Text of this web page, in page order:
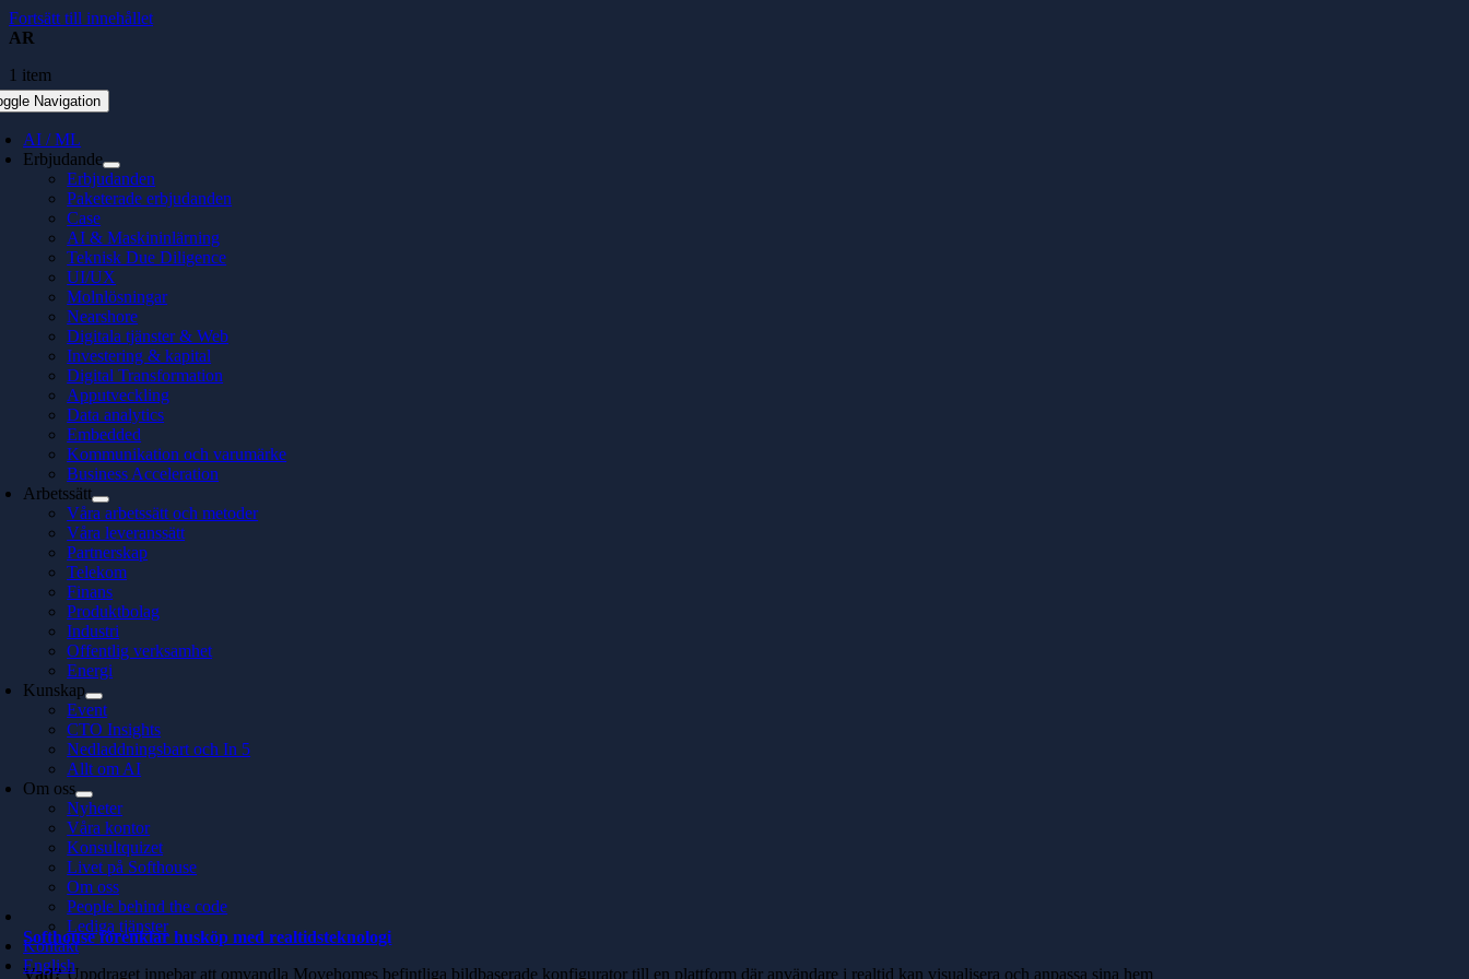
Fortsätt till innehållet
Navigation
AI / ML
Erbjudande
Erbjudanden
Paketerade erbjudanden
Case
AI & Maskininlärning
Teknisk Due Diligence
UI/UX
Molnlösningar
Nearshore
Digitala tjänster & Web
Investering & kapital
Digital Transformation
Apputveckling
Data analytics
Embedded
Kommunikation och varumärke
Business Acceleration
Arbetssätt
Våra arbetssätt och metoder
Våra leveranssätt
Partnerskap
Telekom
Finans
Produktbolag
Industri
Offentlig verksamhet
Energi
Kunskap
Event
CTO Insights
Nedladdningsbart och In 5
Allt om AI
Om oss
Nyheter
Våra kontor
Konsultquizet
Livet på Softhouse
Om oss
People behind the code
Lediga tjänster
Kontakt
English
AR
1 item
Softhouse förenklar husköp med realtidsteknologi
Vad?Uppdraget innebar att omvandla Movehomes befintliga bildbaserade konfigurator till en plattform där användare i realtid kan visualisera och anpassa sina hem